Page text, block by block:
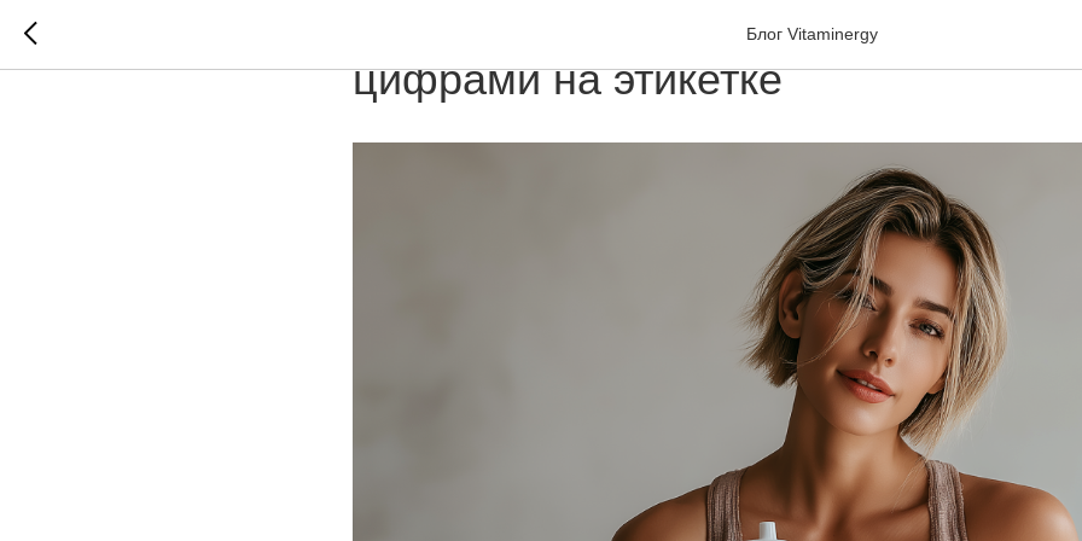
Блог Vitaminergy
Ловушка калорий: что скрывается
цифрами на этикетке